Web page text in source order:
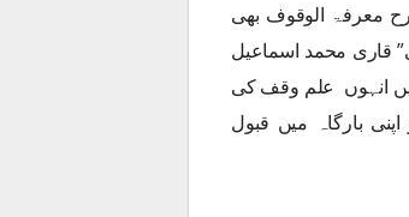
کی طرح معرفۃ الوقوف بھی
قاری محمد اسماعیل
انہوں علم وقف کی
بارگاہ میں قبول